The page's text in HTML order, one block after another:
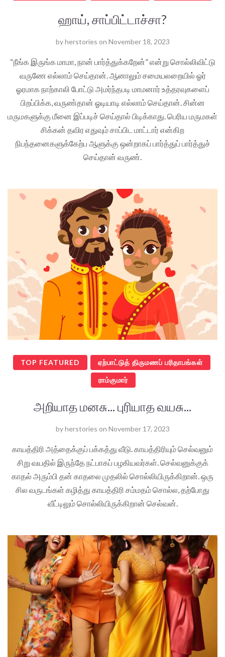
ஹாய், சாப்பிட்டாச்சா?
byherstories on November 18, 2023
“நீங்க இருங்க மாமா, நான் பார்த்துக்கறேன்” என்று சொல்லிவிட்டு
வருணே எல்லாம் செய்தான். ஆனாலும் சமையலறையில் ஓர்
ஓரமாக நாற்காலி போட்டு அமர்ந்தபடி மாமனார் உத்தரவுகளைப்
பிறப்பிக்க, வருண்தான் ஓடியாடி எல்லாம் செய்தான். சின்ன
மருமகளுக்கு மீனை இப்படிச் செய்தால் பிடிக்காது. பெரிய மருமகள்
சிக்கன் தவிர எதுவும் சாப்பிட மாட்டார் என்கிற
நிபந்தனைகளுக்கேற்ப ஆளுக்கு ஒன்றாகப் பார்த்துப் பார்த்துச்
செய்தான் வருண்.
TOP FEATURED ஏற்பாட்டுத் திருமணப் பரிதாபங்கள்
ராம்குமார்
அறியாத மனசு... புரியாத வயசு...
byherstories on November 17, 2023
காயத்திரி அத்தைக்குப் பக்கத்து வீடு. காயத்திரியும் செல்வனும்
சிறு வயதில் இருந்தே நட்பாகப் பழகியவர்கள். செல்வனுக்குக்
காதல் அரும்பி தன் காதலை முதலில் சொல்லியிருக்கிறான். ஒரு
சில வருடங்கள் கழித்து காயத்திரி சம்மதம் சொல்ல, தற்போது
வீட்டிலும் சொல்லியிருக்கிறான் செல்வன்.